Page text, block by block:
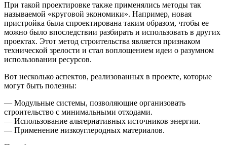
При такой проектировке также применялись методы так
называемой «круговой экономики». Например, новая
пристройка была спроектирована таким образом, чтобы ее
можно было впоследствии разбирать и использовать в других
проектах. Этот метод строительства является признаком
технической зрелости и стал воплощением идеи о разумном
использовании ресурсов.
Вот несколько аспектов, реализованных в проекте, которые
могут быть полезны:
— Модульные системы, позволяющие организовать
строительство с минимальными отходами.
— Использование альтернативных источников энергии.
— Применение низкоуглеродных материалов.